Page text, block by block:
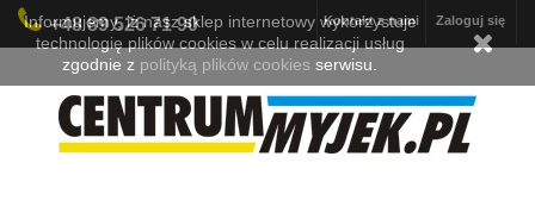
Zaloguj się
Kontakt z nami
+48 89 526 71 90
Informujemy, iż nasz sklep internetowy wykorzystuje
technologię plików cookies w celu realizacji usług
zgodnie z polityką plików cookies serwisu.